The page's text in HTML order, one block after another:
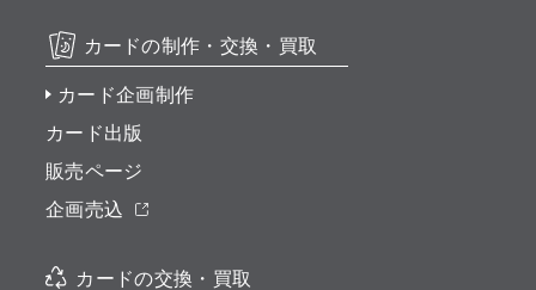
カードの制作・交換・買取
カード企画制作
カード出版
販売ページ
企画売込
カードの交換・買取